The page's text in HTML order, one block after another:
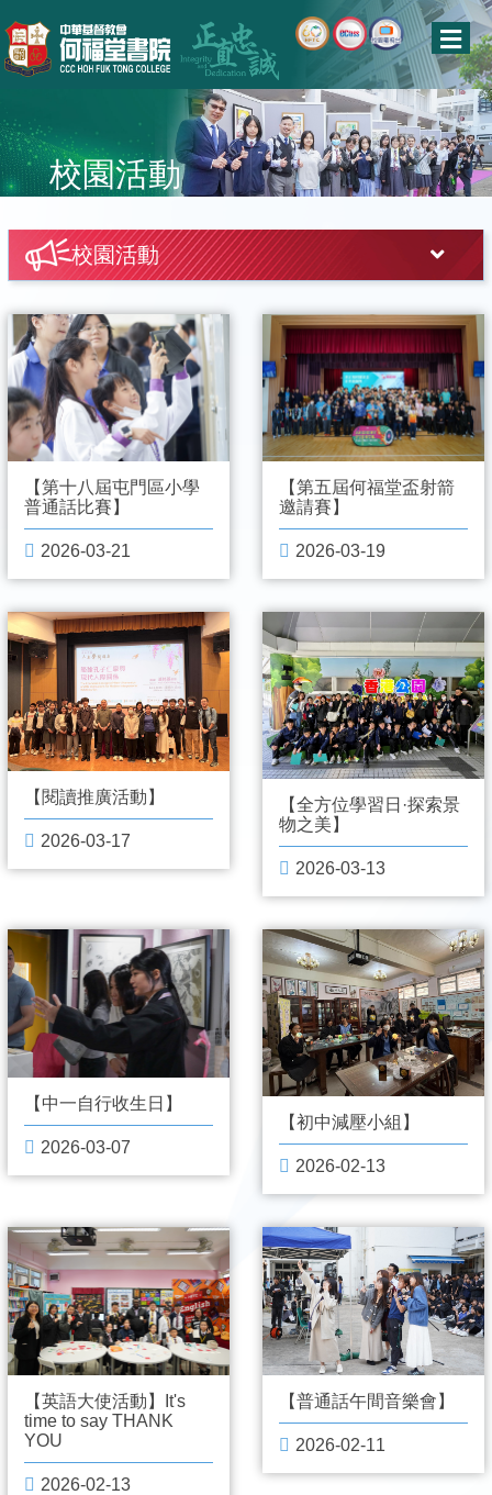
校園活動
校園活動
【第十八屆屯門區小學
普通話比賽】
2026-03-21
【第五屆何福堂盃射箭
邀請賽】
2026-03-19
【閱讀推廣活動】
2026-03-17
【全方位學習日·探索景
物之美】
2026-03-13
【中一自行收生日】
2026-03-07
【初中減壓小組】
2026-02-13
【英語大使活動】It's
time to say THANK
YOU
2026-02-13
【普通話午間音樂會】
2026-02-11